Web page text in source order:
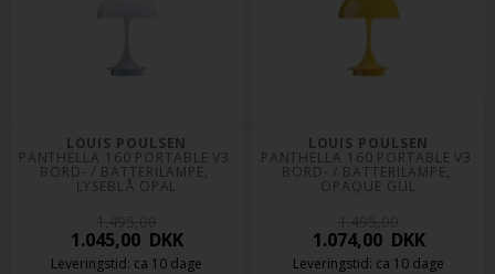
LOUIS POULSEN
PANTHELLA 160 PORTABLE V3
BORD- / BATTERILAMPE,
LYSEBLÅ OPAL
1.045,00DKK
Leveringstid: ca 10 dage
LOUIS POULSEN
PANTHELLA 160 PORTABLE V3
BORD- / BATTERILAMPE,
OPAQUE GUL
1.074,00DKK
Leveringstid: ca 10 dage